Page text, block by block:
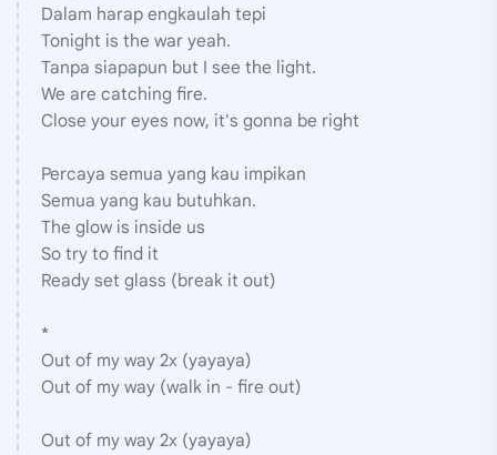
Dalam harap engkaulah tepi
Tonight is the war yeah.
Tanpa siapapun but I see the light.
We are catching fire.
Close your eyes now, it's gonna be right
Percaya semua yang kau impikan
Semua yang kau butuhkan.
The glow is inside us
So try to find it
Ready set glass (break it out)
*
Out of my way 2x (yayaya)
Out of my way (walk in - fire out)
Out of my way 2x (yayaya)